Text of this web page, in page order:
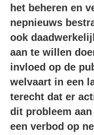
het beheren en
nepnieuws
ook
aan te willen
invloed op de
welvaart in een
terecht dat er
dit probleem
een verbod op